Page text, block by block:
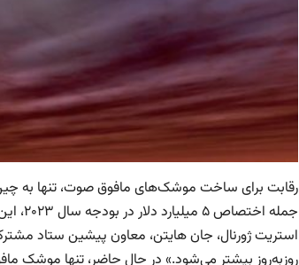
رقابت برای ساخت موشک‌های مافوق صوت، تنها به چین
جمله
استریت ژورنال، جان هایتن، معاون پیشین ستاد